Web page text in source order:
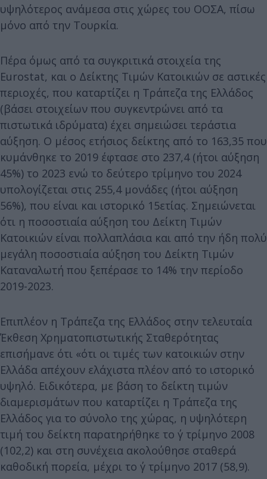
υψηλότερος ανάμεσα στις χώρες του ΟΟΣΑ, πίσω
μόνο από την Τουρκία.
Πέρα όμως από τα συγκριτικά στοιχεία της
Eurostat, και ο Δείκτης Τιμών Κατοικιών σε αστικές
περιοχές, που καταρτίζει η Τράπεζα της Ελλάδος
(βάσει στοιχείων που συγκεντρώνει από τα
πιστωτικά ιδρύματα) έχει σημειώσει τεράστια
αύξηση. Ο μέσος ετήσιος δείκτης από το 163,35 που
κυμάνθηκε το 2019 έφτασε στο 237,4 (ήτοι αύξηση
45%) το 2023 ενώ το δεύτερο τρίμηνο του 2024
υπολογίζεται στις 255,4 μονάδες (ήτοι αύξηση
56%), που είναι και ιστορικό 15ετίας. Σημειώνεται
ότι η ποσοστιαία αύξηση του Δείκτη Τιμών
Κατοικιών είναι πολλαπλάσια και από την ήδη πολύ
μεγάλη ποσοστιαία αύξηση του Δείκτη Τιμών
Καταναλωτή που ξεπέρασε το 14% την περίοδο
2019-2023.
Επιπλέον η Τράπεζα της Ελλάδος στην τελευταία
Έκθεση Χρηματοπιστωτικής Σταθερότητας
επισήμανε ότι «ότι οι τιμές των κατοικιών στην
Ελλάδα απέχουν ελάχιστα πλέον από το ιστορικό
υψηλό. Ειδικότερα, με βάση το δείκτη τιμών
διαμερισμάτων που καταρτίζει η Τράπεζα της
Ελλάδος για το σύνολο της χώρας, η υψηλότερη
τιμή του δείκτη παρατηρήθηκε το γ΄ τρίμηνο 2008
(102,2) και στη συνέχεια ακολούθησε σταθερά
καθοδική πορεία, μέχρι το γ΄ τρίμηνο 2017 (58,9).